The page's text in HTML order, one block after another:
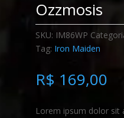
Ozzmosis
SKU: IM86WP
Tag: Iron Maiden
R$ 169,00
Lorem ipsum dolor sit